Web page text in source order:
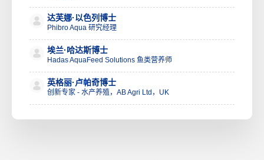
达芙娜·以色列博士
Phibro Aqua 研究经理
埃兰·哈达斯博士
Hadas AquaFeed Solutions 鱼类营养师
英格丽·卢帕奇博士
创新专家 - 水产养殖，AB Agri Ltd，UK